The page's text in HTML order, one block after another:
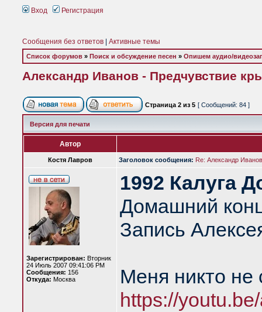
Вход Регистрация
Сообщения без ответов Активные темы
Список форумов » Поиск и обсуждение песен » Опишем аудио/
Александр Иванов - Предчувствие
Страница 2 из 5 [ Сообщений: 84 ]
Версия для печати
Автор
Костя Лавров Заголовок сообщения: Re: Александр
Зарегистрирован: Вторник
24 Июль 2007 09:41:06 PM
Сообщения: 156
Откуда: Москва
1992 Калуга
Домашний
Запись
Меня никто
https://